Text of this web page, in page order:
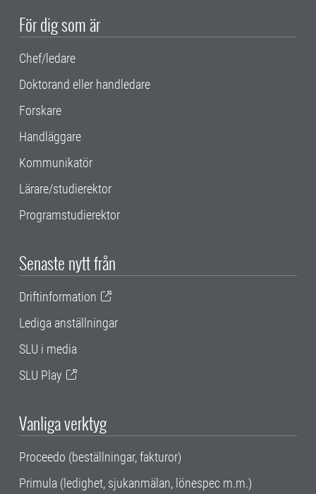
För dig som är
Chef/ledare
Doktorand eller handledare
Forskare
Handläggare
Kommunikatör
Lärare/studierektor
Programstudierektor
Senaste nytt från
Driftinformation
Lediga anställningar
SLU i media
SLU Play
Vanliga verktyg
Proceedo (beställningar, fakturor)
Primula (ledighet, sjukanmälan, lönespec m.m.)